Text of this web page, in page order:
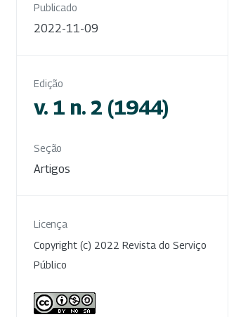
Publicado
2022-11-09
Edição
v. 1 n. 2 (1944)
Seção
Artigos
Licença
Copyright (c) 2022 Revista do Serviço
Público